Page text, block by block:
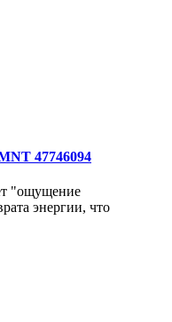
47746094
"ощущение
энергии, что